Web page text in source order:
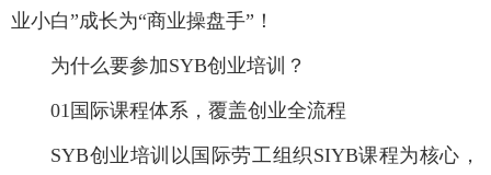
业小白”成长为“商业操盘手”！
为什么要参加SYB创业培训？
01国际课程体系，覆盖创业全流程
SYB创业培训以国际劳工组织SIYB课程为核心，